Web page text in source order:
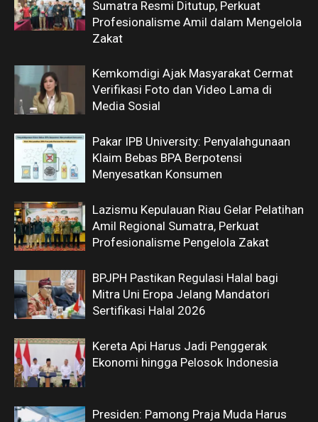
Sumatra Resmi Ditutup, Perkuat
Profesionalisme Amil dalam Mengelola
Zakat
Kemkomdigi Ajak Masyarakat Cermat
Verifikasi Foto dan Video Lama di
Media Sosial
Pakar IPB University: Penyalahgunaan
Klaim Bebas BPA Berpotensi
Menyesatkan Konsumen
Lazismu Kepulauan Riau Gelar Pelatihan
Amil Regional Sumatra, Perkuat
Profesionalisme Pengelola Zakat
BPJPH Pastikan Regulasi Halal bagi
Mitra Uni Eropa Jelang Mandatori
Sertifikasi Halal 2026
Kereta Api Harus Jadi Penggerak
Ekonomi hingga Pelosok Indonesia
Presiden: Pamong Praja Muda Harus